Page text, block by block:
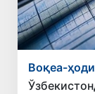
Воқеа-